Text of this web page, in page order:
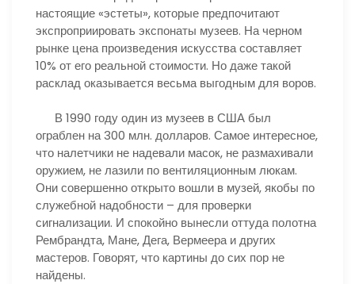
настоящие «эстеты», которые предпочитают
экспроприировать экспонаты музеев. На черном
рынке цена произведения искусства составляет
10% от его реальной стоимости. Но даже такой
расклад оказывается весьма выгодным для воров.
В 1990 году один из музеев в США был
ограблен на 300 млн. долларов. Самое интересное,
что налетчики не надевали масок, не размахивали
оружием, не лазили по вентиляционным люкам.
Они совершенно открыто вошли в музей, якобы по
служебной надобности – для проверки
сигнализации. И спокойно вынесли оттуда полотна
Рембрандта, Мане, Дега, Вермеера и других
мастеров. Говорят, что картины до сих пор не
найдены.